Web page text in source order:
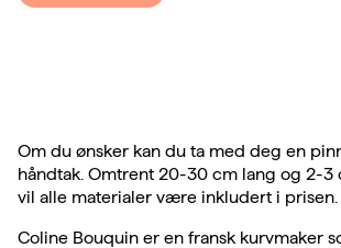
Om du ønsker kan du ta med deg en
håndtak. Omtrent 20-30 cm lang og 2-3
vil alle materialer være inkludert i prisen.
Coline Bouquin er en fransk kurvmaker